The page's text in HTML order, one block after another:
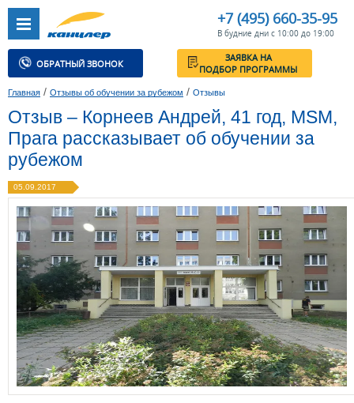
+7 (495) 660-35-95
В будние дни с 10:00 до 19:00
ОБРАТНЫЙ ЗВОНОК
ЗАЯВКА НА
ПОДБОР ПРОГРАММЫ
Главная / Отзывы об обучении за рубежом / Отзывы
Отзыв – Корнеев Андрей, 41 год, MSM,
Прага рассказывает об обучении за
рубежом
05.09.2017